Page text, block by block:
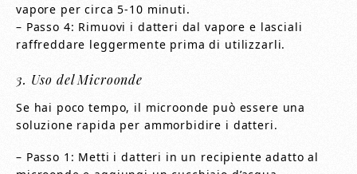
vapore per circa 5-10 minuti.
– Passo 4: Rimuovi i datteri dal vapore e lasciali
raffreddare leggermente prima di utilizzarli.
3. Uso del Microonde
Se hai poco tempo, il microonde può essere una
soluzione rapida per ammorbidire i datteri.
– Passo 1: Metti i datteri in un recipiente adatto al